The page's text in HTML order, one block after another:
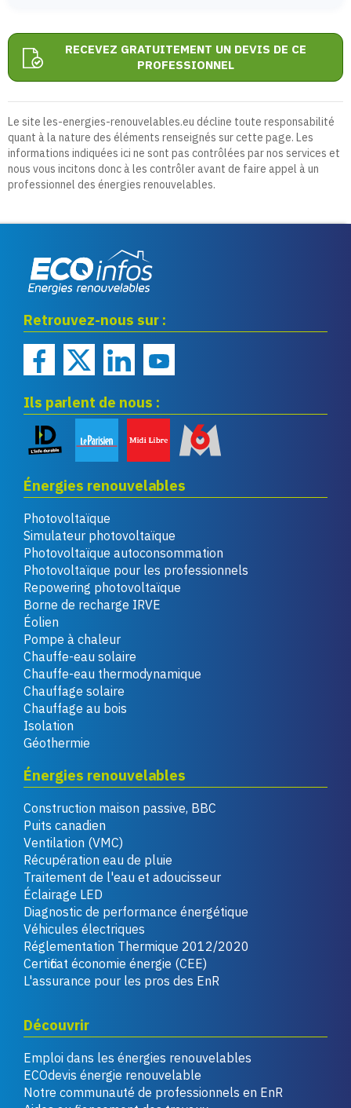
RECEVEZ GRATUITEMENT UN DEVIS DE CE
PROFESSIONNEL
Le site les-energies-renouvelables.eu décline toute responsabilité
quant à la nature des éléments renseignés sur cette page. Les
informations indiquées ici ne sont pas contrôlées par nos services et
nous vous incitons donc à les contrôler avant de faire appel à un
professionnel des énergies renouvelables.
renouvelables
Retrouvez-nous sur :
Ils parlent de nous :
Énergies renouvelables
Photovoltaïque
Simulateur photovoltaïque
Photovoltaïque autoconsommation
Photovoltaïque pour les professionnels
Repowering photovoltaïque
Borne de recharge IRVE
Éolien
Pompe à chaleur
Chauffe-eau solaire
Chauffe-eau thermodynamique
Chauffage solaire
Chauffage au bois
Isolation
Géothermie
Énergies renouvelables
Construction maison passive, BBC
Puits canadien
Ventilation (VMC)
Récupération eau de pluie
Traitement de l'eau et adoucisseur
Éclairage LED
Diagnostic de performance énergétique
Véhicules électriques
Réglementation Thermique 2012/2020
Certificat économie énergie (CEE)
L'assurance pour les pros des EnR
Découvrir
Emploi dans les énergies renouvelables
ECOdevis énergie renouvelable
Notre communauté de professionnels en EnR